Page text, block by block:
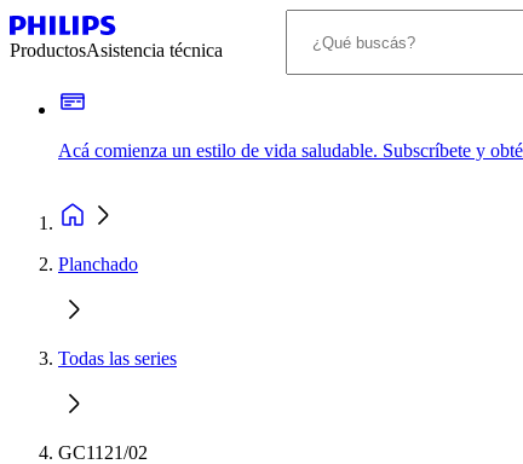
ProductosAsistencia técnica
Acá comienza un estilo de vida saludable. Subscríbete y
Planchado
Todas las series
GC1121/02